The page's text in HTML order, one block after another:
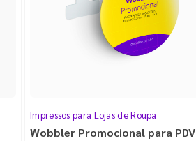
Impressos para Lojas de Roupa
Wobbler Promocional para PDV